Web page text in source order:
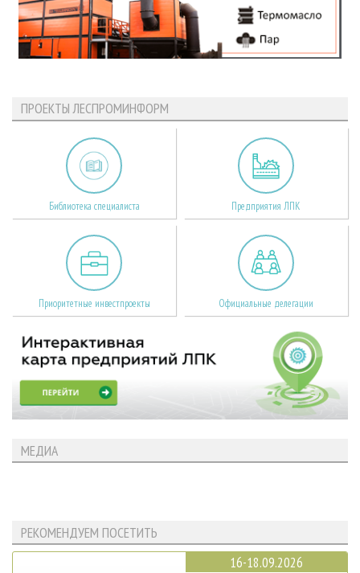
ПРОЕКТЫ ЛЕСПРОМИНФОРМ
Библиотека специалиста Предприятия ЛПК
Приоритетные инвестпроекты Официальные делегации
МЕДИА
РЕКОМЕНДУЕМ ПОСЕТИТЬ
16-18.09.2026